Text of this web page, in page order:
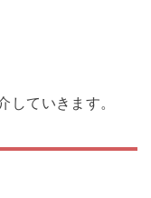
していきます。